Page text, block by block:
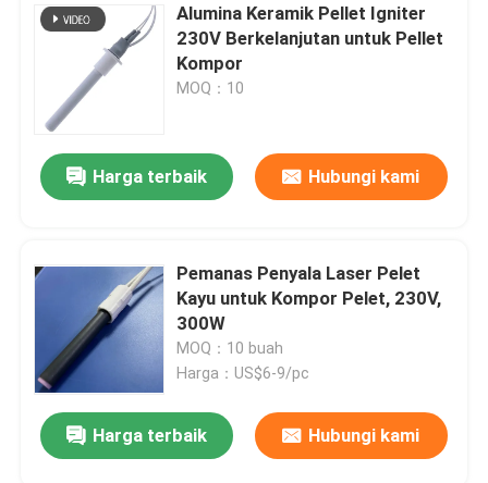
Mesin Ozon Komersial
Mesin Ozon Portabel
Resistor Tegangan Tinggi
Alumina Keramik Pellet Igniter
230V Berkelanjutan untuk Pellet
Kompor
MOQ：10
Harga terbaik Hubungi kami
Pemanas Penyala Laser Pelet
Kayu untuk Kompor Pelet, 230V,
300W
MOQ：10 buah
Harga：US$6-9/pc
Harga terbaik Hubungi kami